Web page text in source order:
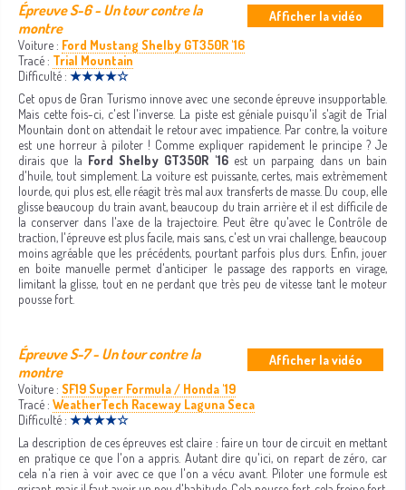
Afficher la vidéo
Épreuve S-6 - Un tour contre la
montre
Voiture : Ford Mustang Shelby GT350R '16
Tracé : Trial Mountain
Difficulté : ★★★★☆
Cet opus de Gran Turismo innove avec une seconde épreuve insupportable.
Mais cette fois-ci, c'est l'inverse. La piste est géniale puisqu'il s'agit de Trial
Mountain dont on attendait le retour avec impatience. Par contre, la voiture
est une horreur à piloter ! Comme expliquer rapidement le principe ? Je
dirais que la Ford Shelby GT350R '16est un parpaing dans un bain
d'huile, tout simplement. La voiture est puissante, certes, mais extrèmement
lourde, qui plus est, elle réagit très mal aux transferts de masse. Du coup, elle
glisse beaucoup du train avant, beaucoup du train arrière et il est difficile de
la conserver dans l'axe de la trajectoire. Peut être qu'avec le Contrôle de
traction, l'épreuve est plus facile, mais sans, c'est un vrai challenge, beaucoup
moins agréable que les précédents, pourtant parfois plus durs. Enfin, jouer
en boite manuelle permet d'anticiper le passage des rapports en virage,
limitant la glisse, tout en ne perdant que très peu de vitesse tant le moteur
pousse fort.
Afficher la vidéo
Épreuve S-7 - Un tour contre la
montre
Voiture : SF19 Super Formula / Honda '19
Tracé : WeatherTech Raceway Laguna Seca
Difficulté : ★★★★☆
La description de ces épreuves est claire : faire un tour de circuit en mettant
en pratique ce que l'on a appris. Autant dire qu'ici, on repart de zéro, car
cela n'a rien à voir avec ce que l'on a vécu avant. Piloter une formule est